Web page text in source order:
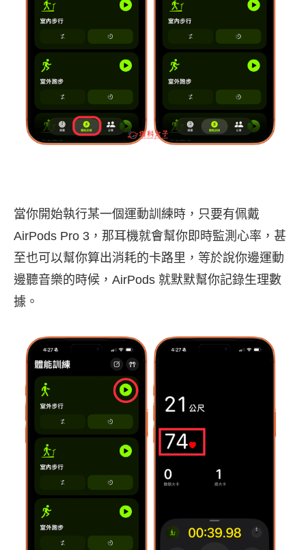
當你開始執行某一個運動訓練時，只要有佩戴
AirPods Pro 3，那耳機就會幫你即時監測心率，甚
至也可以幫你算出消耗的卡路里，等於說你邊運動
邊聽音樂的時候，AirPods 就默默幫你記錄生理數
據。